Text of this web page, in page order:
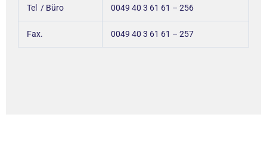
Tel / Büro 0049 40 3 61 61 – 256
Fax. 0049 40 3 61 61 – 257